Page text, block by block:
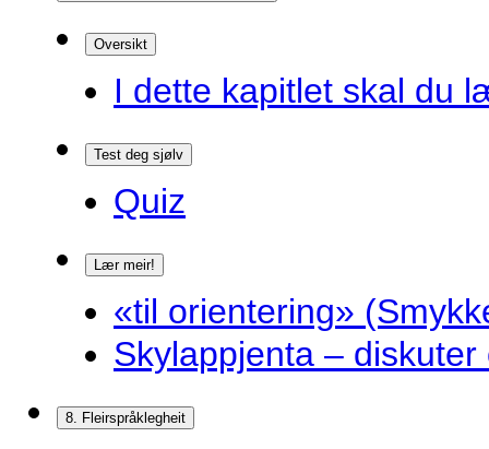
Oversikt
I dette kapitlet skal du
Test deg sjølv
Quiz
Lær meir!
«til orientering»
Skylappjenta – diskuter
8. Fleirspråklegheit